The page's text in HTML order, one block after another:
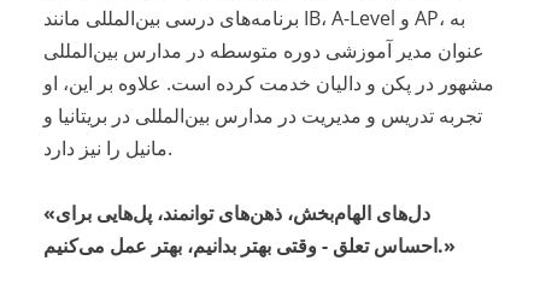
برنامه‌های درسی بین‌المللی مانند IB، A-Level و AP، به
عنوان مدیر آموزشی دوره متوسطه در مدارس بین‌المللی
مشهور در پکن و دالیان خدمت کرده است. علاوه بر این، او
تجربه تدریس و مدیریت در مدارس بین‌المللی در بریتانیا و
مانیل را نیز دارد.
«دل‌های الهام‌بخش، ذهن‌های توانمند، پل‌هایی برای
احساس تعلق - وقتی بهتر بدانیم، بهتر عمل می‌کنیم.»